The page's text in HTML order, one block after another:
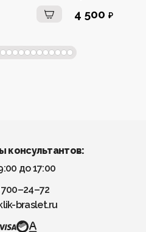
4 500 ₽
консультантов:
до 17:00
braslet.ru